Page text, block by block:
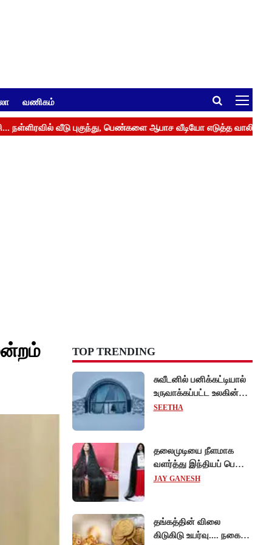
வணிகம்
TOP TRENDING
சுவீடனில் பனிக்கட்டியால்
உருவாக்கப்பட்ட உலகின்
முதல் 'ஐஸ் ஓட்டல்'!
SEETHA
தலைமுடியை நீளமாக
வளர்த்து இந்தியப் பெண்
கின்னஸ் சாதனை!
JAY GANESH
தங்கத்தின் விலை
கிடுகிடு உயர்வு.... நகைப்